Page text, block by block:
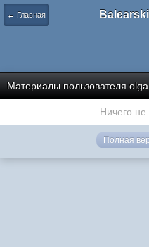
← Главная
Материалы пользователя olga
Ничего
Полная